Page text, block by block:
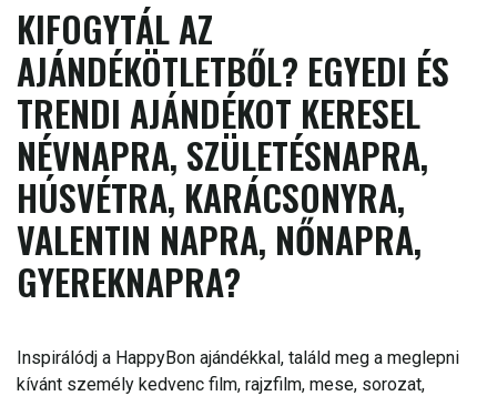
KIFOGYTÁL AZ
AJÁNDÉKÖTLETBŐL? EGYEDI ÉS
TRENDI AJÁNDÉKOT KERESEL
NÉVNAPRA, SZÜLETÉSNAPRA,
HÚSVÉTRA, KARÁCSONYRA,
VALENTIN NAPRA, NŐNAPRA,
GYEREKNAPRA?
Inspirálódj a HappyBon ajándékkal, találd meg a meglepni
kívánt személy kedvenc film, rajzfilm, mese, sorozat,